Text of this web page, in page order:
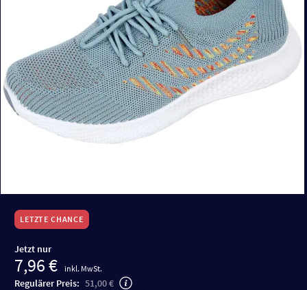
LETZTE CHANCE
Jetzt nur
7,96 € inkl. MwSt.
Regulärer Preis: 51,00 €